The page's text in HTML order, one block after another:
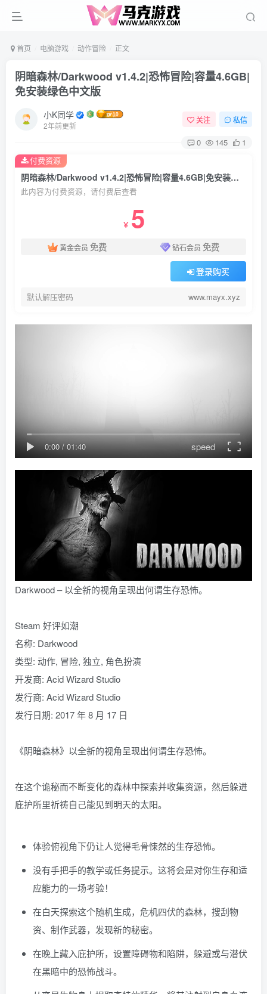
首页 电脑游戏 动作冒险 正文
阴暗森林/Darkwood v1.4.2|恐怖冒险|容量4.6GB|
免安装绿色中文版
小K同学
2年前更新
关注 私信
0 145 1
阴暗森林/Darkwood v1.4.2|恐怖冒险|容量4.6GB|免安装绿色中文版
此内容为付费资源，请付费后查看
￥ 5
黄金会员 免费 钻石会员 免费
登录购买
默认解压密码 www.mayx.xyz
付费资源
0:00/01:40 speed
Darkwood – 以全新的视角呈现出何谓生存恐怖。
Steam 好评如潮
名称: Darkwood
类型: 动作, 冒险, 独立, 角色扮演
开发商: Acid Wizard Studio
发行商: Acid Wizard Studio
发行日期: 2017 年 8 月 17 日
《阴暗森林》以全新的视角呈现出何谓生存恐怖。
在这个诡秘而不断变化的森林中探索并收集资源，然后躲进
庇护所里祈祷自己能见到明天的太阳。
体验俯视角下仍让人觉得毛骨悚然的生存恐怖。
没有手把手的教学或任务提示。这将会是对你生存和适
应能力的一场考验！
在白天探索这个随机生成，危机四伏的森林，搜刮物
资、制作武器，发现新的秘密。
在晚上藏入庇护所，设置障碍物和陷阱，躲避或与潜伏
在黑暗中的恐怖战斗。